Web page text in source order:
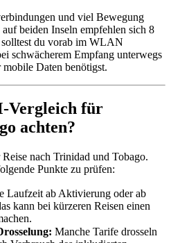
und viel Bewegung
beiden Inseln empfehlen sich 8
du vorab im WLAN
schwächerem Empfang unterwegs
Daten benötigst.
Vergleich für
achten?
nach Trinidad und Tobago.
Punkte zu prüfen:
Laufzeit ab Aktivierung oder ab
kann bei kürzeren Reisen einen
Manche Tarife drosseln